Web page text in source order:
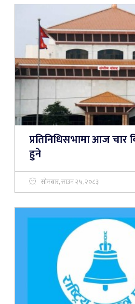
प्रतिनिधिसभामा आज चार
हुने
सोमबार, साउन २५, २०८३